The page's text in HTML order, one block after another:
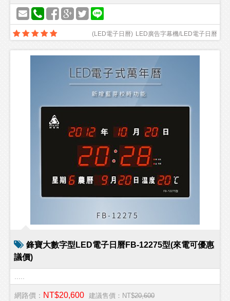
LED廣告字幕機/LED電子日曆
(LED電子日曆)
鋒寶大數字型LED電子日曆FB-12275型(來電可優惠
議價)
網路價： NT$20,600 建議售價：NT$20,600